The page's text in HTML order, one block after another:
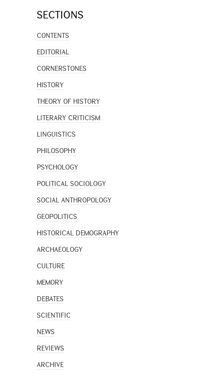
SECTIONS
CONTENTS
EDITORIAL
CORNERSTONES
HISTORY
THEORY OF HISTORY
LITERARY CRITICISM
LINGUISTICS
PHILOSOPHY
PSYCHOLOGY
POLITICAL SOCIOLOGY
SOCIAL ANTHROPOLOGY
GEOPOLITICS
HISTORICAL DEMOGRAPHY
ARCHAEOLOGY
CULTURE
MEMORY
DEBATES
SCIENTIFIC
NEWS
REVIEWS
ARCHIVE